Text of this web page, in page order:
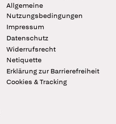
Allgemeine
Nutzungsbedingungen
Impressum
Datenschutz
Widerrufsrecht
Netiquette
Erklärung zur Barrierefreiheit
Cookies & Tracking